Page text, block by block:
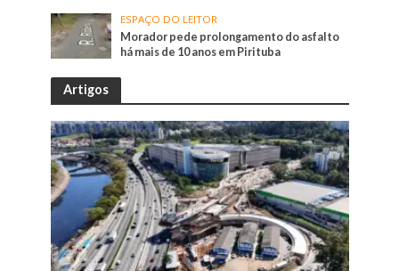
ESPAÇO DO LEITOR
Morador pede prolongamento do asfalto
há mais de 10 anos em Pirituba
Artigos